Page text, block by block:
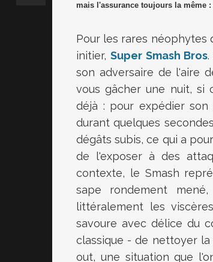
mais l'assurance toujours la même
Pour les rares néophytes
initier, Super Smash Bros
son adversaire de l'aire
vous gâcher une nuit, si
déjà : pour expédier son
durant quelques
dégâts subis, ce qui a
de l'exposer à des
contexte, le Smash
sape rondement
littéralement les
savoure avec délice du
classique - de nettoyer
out, une situation que